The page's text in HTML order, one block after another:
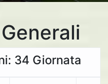
34 Giornata